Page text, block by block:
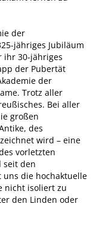
der
jähriges Jubiläum
ihr 30-jähriges
der Pubertät
der
Trotz aller
Bei aller
großen
des
wird – eine
vorletzten
seit den
die hochaktuelle
nicht isoliert zu
den Linden oder